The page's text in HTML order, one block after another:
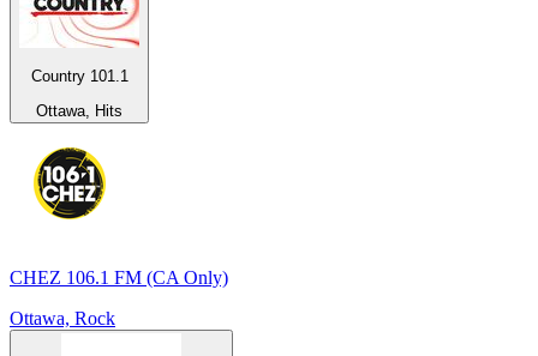
Country 101.1
Ottawa, Hits
CHEZ 106.1 FM (CA Only)
Ottawa, Rock